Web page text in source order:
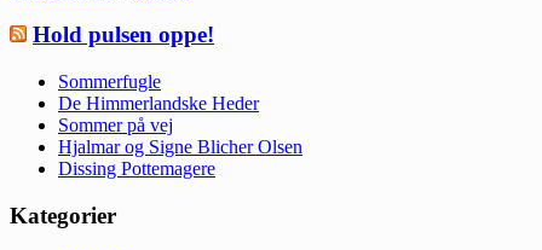
Hold pulsen oppe!
Sommerfugle
De Himmerlandske Heder
Sommer på vej
Hjalmar og Signe Blicher Olsen
Dissing Pottemagere
Kategorier